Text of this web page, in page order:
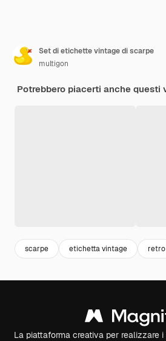
Set di etichette vintage di scarpe
multigon
Potrebbero piacerti anche questi
scarpe etichetta vintage retro
La piattaforma creativa per realizzare